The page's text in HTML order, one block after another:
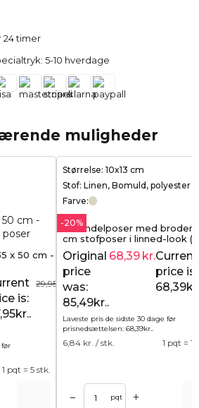
24 timer
5-10 hverdage
muligheder
x 50 cm -
29,95 kr.
is:
før
1 pqt = 5 stk.
Størrelse: 10x13 cm
Stof: Linen, Bomuld, polyester
Farve:
-20%
Lavendelposer med broderi -
cm stofposer i linned-look
naturlig charme og elegant
Original
price
was:
85,49kr..
68,39 kr.Current
price is:
Laveste pris de sidste 30 dage før
prisnedsættelsen: 68,39kr..
6,84 kr. / stk. 1 pqt =
– pqt +